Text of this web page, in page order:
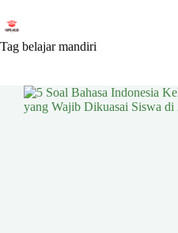
to
content
Tag belajar mandiri